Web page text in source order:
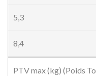
5,3
8,4
PTV max (kg) (Poids